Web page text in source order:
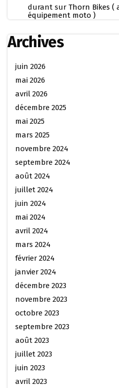
durant sur Thorn Bikes (
équipement moto )
Archives
juin 2026
mai 2026
avril 2026
décembre 2025
mai 2025
mars 2025
novembre 2024
septembre 2024
août 2024
juillet 2024
juin 2024
mai 2024
avril 2024
mars 2024
février 2024
janvier 2024
décembre 2023
novembre 2023
octobre 2023
septembre 2023
août 2023
juillet 2023
juin 2023
avril 2023